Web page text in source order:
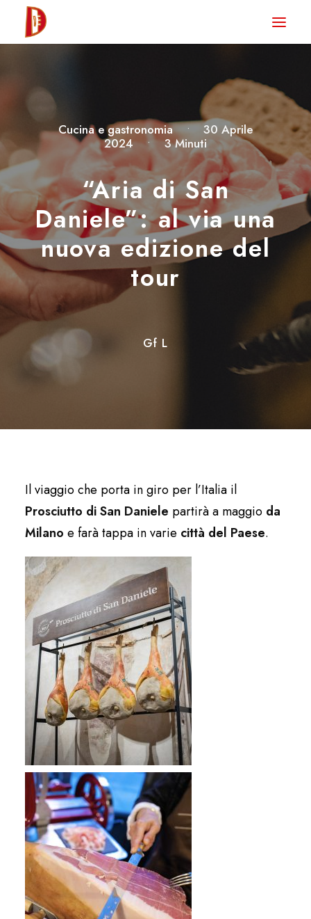
HOME
DEGUSTA TV
LA RIVISTA
CONTATTI
CLUB DEGUSTA
STORE
Cucina e gastronomia •
30 Aprile
2024
• 3 Minuti
“Aria di San
Daniele”: al via una
nuova edizione del
tour
Gf L
Il viaggio che porta in giro per l’Italia il
Prosciutto di San Daniele partirà a maggio da
Milano e farà tappa in varie città del Paese.